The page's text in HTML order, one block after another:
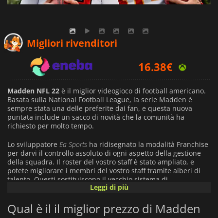
Migliori rivenditori
16.38€
9.99€
Madden NFL 22 è il miglior videogioco di football americano.
Basata sulla National Football League, la serie Madden è
sempre stata una delle preferite dai fan, e questa nuova
puntata include un sacco di novità che la comunità ha
richiesto per molto tempo.
Lo sviluppatore Ea Sports ha ridisegnato la modalità Franchise
per darvi il controllo assoluto di ogni aspetto della gestione
della squadra. Il roster del vostro staff è stato ampliato, e
potete migliorare i membri del vostro staff tramite alberi di
talento. Questi sostituiscono il vecchio sistema di
aggiornamento degli allenatori, e si può progredire attraverso
quando si vincono le partite. Anche il sistema di scouting è
stato rivisto. La ricerca del vostro futuro giocatore di punta è
Leggi di più
Qual è il il miglior prezzo di Madden